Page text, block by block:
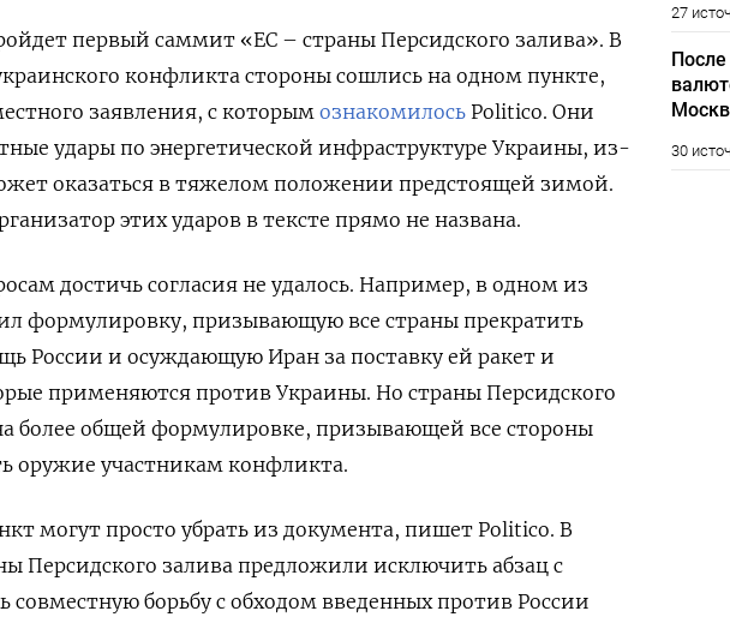
первый саммит «ЕС – страны Персидского залива». В
конфликта стороны сошлись на одном пункте,
заявления, с которым ознакомилось Politico. Они
удары по энергетической инфраструктуре Украины, из-
оказаться в тяжелом положении предстоящей зимой.
этих ударов в тексте прямо не названа.
достичь согласия не удалось. Например, в одном из
формулировку, призывающую все страны прекратить
России и осуждающую Иран за поставку ей ракет и
применяются против Украины. Но страны Персидского
более общей формулировке, призывающей все стороны
оружие участникам конфликта.
могут просто убрать из документа, пишет Politico. В
Персидского залива предложили исключить абзац с
борьбу с обходом введенных против России